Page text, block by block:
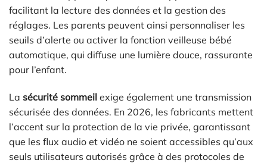
facilitant la lecture des données et la gestion des
réglages. Les parents peuvent ainsi personnaliser les
seuils d’alerte ou activer la fonction veilleuse bébé
automatique, qui diffuse une lumière douce, rassurante
pour l’enfant.
La sécurité sommeil exige également une transmission
sécurisée des données. En 2026, les fabricants mettent
l’accent sur la protection de la vie privée, garantissant
que les flux audio et vidéo ne soient accessibles qu’aux
seuls utilisateurs autorisés grâce à des protocoles de